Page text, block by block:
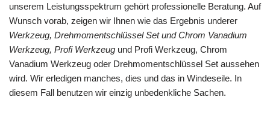
unserem Leistungsspektrum gehört professionelle Beratung. Auf
Wunsch vorab, zeigen wir Ihnen wie das Ergebnis underer
Werkzeug, Drehmomentschlüssel Set und Chrom Vanadium
Werkzeug, Profi Werkzeug und Profi Werkzeug, Chrom
Vanadium Werkzeug oder Drehmomentschlüssel Set aussehen
wird. Wir erledigen manches, dies und das in Windeseile. In
diesem Fall benutzen wir einzig unbedenkliche Sachen.